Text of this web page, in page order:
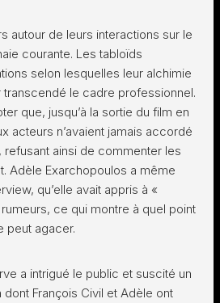
autour de leurs interactions sur le
courante. Les tabloïds
selon lesquelles leur alchimie
transcendé le cadre professionnel.
que, jusqu’à la sortie du film en
acteurs n’avaient jamais accordé
refusant ainsi de commenter les
Adèle Exarchopoulos a même
qu’elle avait appris à «
ce qui montre à quel point
peut agacer.
a intrigué le public et suscité un
François Civil et Adèle ont